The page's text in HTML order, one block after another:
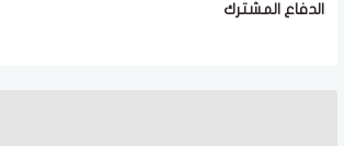
الدفاع المشترك